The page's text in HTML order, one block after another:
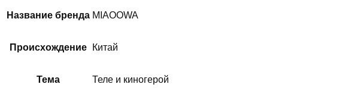
Название бренда MIAOOWA
Происхождение Китай
Тема Теле и киногерой